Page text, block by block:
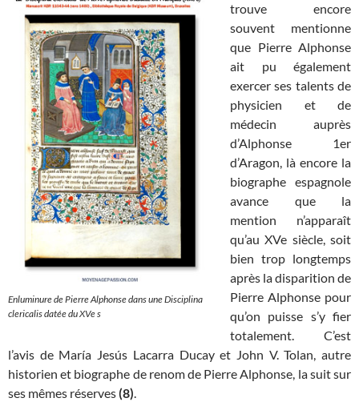
Enluminure de Pierre Alphonse dans uneDisciplina
clericalisdatée du XVe s
trouve encore
souvent mentionne
que Pierre Alphonse
ait pu également
exercer ses talents de
physicien et de
médecin auprès
d’Alphonse 1er
d’Aragon, là encore la
biographe espagnole
avance que la
mention n’apparaît
qu’au XVe siècle, soit
bien trop longtemps
après la disparition de
Pierre Alphonse pour
qu’on puisse s’y fier
totalement. C’est
l’avis de María Jesús Lacarra Ducay et John V. Tolan, autre
historien et biographe de renom de Pierre Alphonse, la suit sur
ses mêmes réserves(8).